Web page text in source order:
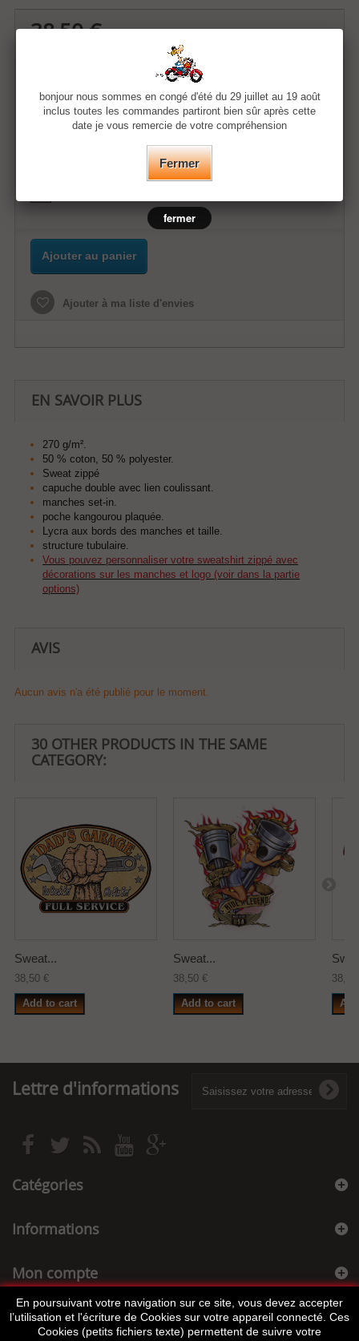
38,50 €
Ajouter au panier
Ajouter à ma liste d'envies
EN SAVOIR PLUS
270 g/m².
50 % coton, 50 % polyester.
Sweat zippé
capuche double avec lien coulissant.
manches set-in.
poche kangourou plaquée.
Lycra aux bords des manches et taille.
structure tubulaire.
Vous pouvez personnaliser votre sweatshirt zippé avec
décorations sur les manches et logo (voir dans la partie
options)
AVIS
Aucun avis n'a été publié pour le moment.
30 OTHER PRODUCTS IN THE SAME
CATEGORY:
Sweat...
38,50 €
Add to cart
Sweat...
38,50 €
Add to cart
Lettre d'informations
Catégories
Informations
Mon compte
Informations sur votre boutique
En poursuivant votre navigation sur ce site, vous devez accepter
l’utilisation et l'écriture de Cookies sur votre appareil connecté. Ces
Cookies (petits fichiers texte) permettent de suivre votre
bonjour nous sommes en congé d'été du 29 juillet au 19 août
inclus toutes les commandes partiront bien sûr après cette
date je vous remercie de votre compréhension
Fermer
fermer